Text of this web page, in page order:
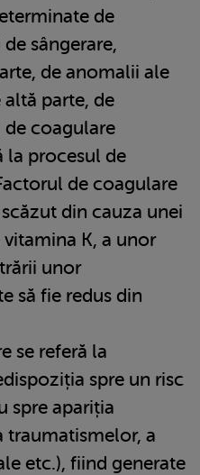
de
sângerare,
de anomalii ale
parte, de
coagulare
la procesul de
de coagulare
din cauza unei
K, a unor
unor
să fie redus din
se referă la
spre un risc
spre apariția
traumatismelor, a
etc.), fiind generate